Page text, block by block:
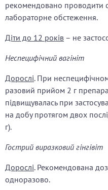
рекомендовано проводити
лабораторне обстеження.
Діти до 12 років – не
Неспецифічний вагініт
Дорослі. При
разовий прийом 2 г
підвищувалась при
на добу протягом двох
г).
Гострий виразковий гінгівіт
Дорослі. Рекомендована
одноразово.